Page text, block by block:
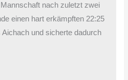
nach zuletzt zwei
einen hart erkämpften 22:25
und sicherte dadurch